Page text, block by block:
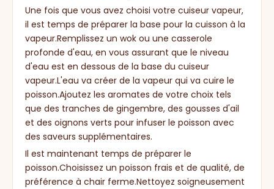
Une fois que vous avez choisi votre cuiseur vapeur,
il est temps de préparer la base pour la cuisson à la
vapeur.Remplissez un wok ou une casserole
profonde d'eau, en vous assurant que le niveau
d'eau est en dessous de la base du cuiseur
vapeur.L'eau va créer de la vapeur qui va cuire le
poisson.Ajoutez les aromates de votre choix tels
que des tranches de gingembre, des gousses d'ail
et des oignons verts pour infuser le poisson avec
des saveurs supplémentaires.
Il est maintenant temps de préparer le
poisson.Choisissez un poisson frais et de qualité, de
préférence à chair ferme.Nettoyez soigneusement